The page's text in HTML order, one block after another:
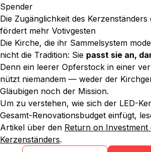
Spender
Die Zugänglichkeit des
fördert mehr Votivgesten
Die Kirche, die ihr Sammelsystem
nicht die Tradition: Sie passt sie an,
Denn ein leerer Opferstock in einer
nützt niemandem — weder der
Gläubigen noch der Mission.
Um zu verstehen, wie sich der LED-
Gesamt-Renovationsbudget einfügt,
Artikel über den Return on Investment
Kerzenständers.